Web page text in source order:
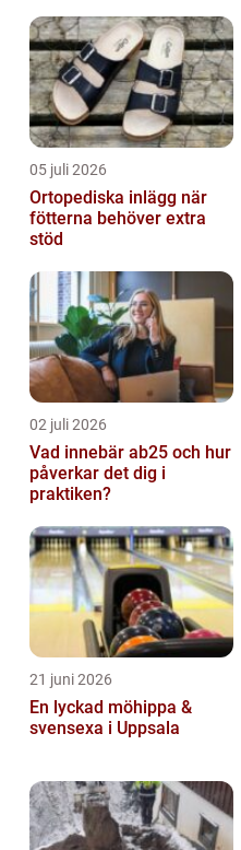
05 juli 2026
Ortopediska inlägg när
fötterna behöver extra
stöd
02 juli 2026
Vad innebär ab25 och hur
påverkar det dig i
praktiken?
21 juni 2026
En lyckad möhippa &
svensexa i Uppsala